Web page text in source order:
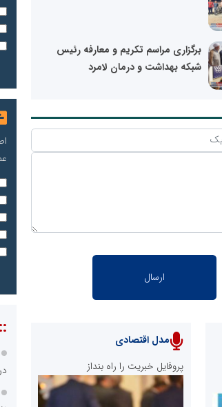
برگزاری مراسم تکریم و معارفه رئیس
شبکه بهداشت و درمان لامرد
مدل اقتصادی
پروفایل خبریت را راه بنداز